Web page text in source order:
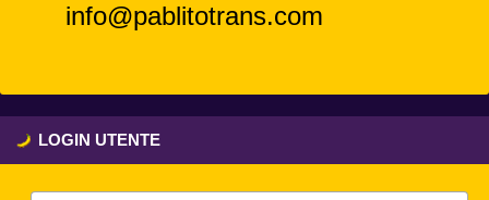
info@pablitotrans.com
LOGIN UTENTE